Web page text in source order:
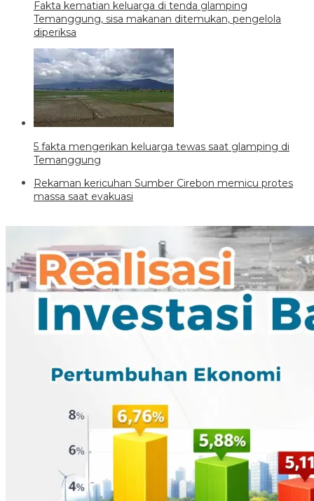
Fakta kematian keluarga di tenda glamping
Temanggung, sisa makanan ditemukan, pengelola
diperiksa
5 fakta mengerikan keluarga tewas saat glamping di
Temanggung
Rekaman kericuhan Sumber Cirebon memicu protes
massa saat evakuasi